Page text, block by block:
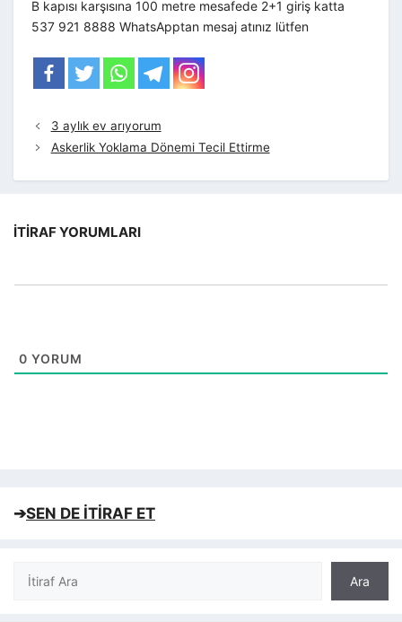
B kapısı karşısına 100 metre mesafede 2+1 giriş katta
537 921 8888 WhatsApptan mesaj atınız lütfen
3 aylık ev arıyorum
Askerlik Yoklama Dönemi Tecil Ettirme
İTIRAF YORUMLARI
0 YORUM
➔SEN DE İTİRAF ET
Ara
Ara